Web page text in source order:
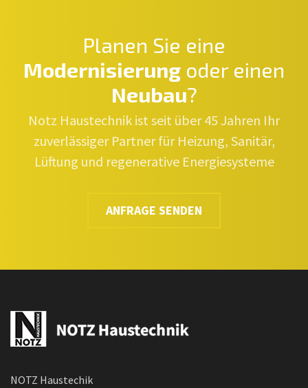
Planen Sie eine
Modernisierung oder einen
Neubau?
Notz Haustechnik ist seit über 45 Jahren Ihr
zuverlässiger Partner für Heizung, Sanitär,
Lüftung und regenerative Energiesysteme
ANFRAGE SENDEN
NOTZ Haustechik